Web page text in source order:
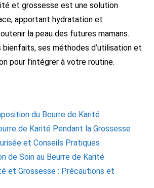
et grossesse est une solution
apportant hydratation et
la peau des futures mamans.
bienfaits, ses méthodes d’utilisation et
pour l’intégrer à votre routine.
du Beurre de Karité
de Karité Pendant la Grossesse
et Conseils Pratiques
de Soin au Beurre de Karité
et Grossesse : Précautions et